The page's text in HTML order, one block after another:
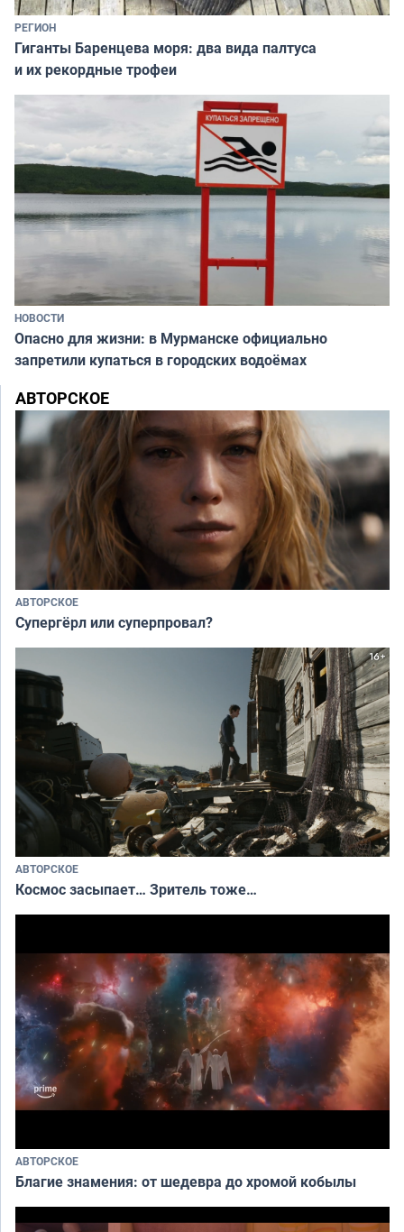
РЕГИОН
Гиганты Баренцева моря: два вида палтуса
и их рекордные трофеи
НОВОСТИ
Опасно для жизни: в Мурманске официально
запретили купаться в городских водоёмах
АВТОРСКОЕ
АВТОРСКОЕ
Супергёрл или суперпровал?
АВТОРСКОЕ
Космос засыпает… Зритель тоже…
АВТОРСКОЕ
Благие знамения: от шедевра до хромой кобылы